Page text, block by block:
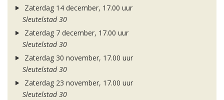
Zaterdag 14 december, 17.00 uur
Sleutelstad 30
Zaterdag 7 december, 17.00 uur
Sleutelstad 30
Zaterdag 30 november, 17.00 uur
Sleutelstad 30
Zaterdag 23 november, 17.00 uur
Sleutelstad 30